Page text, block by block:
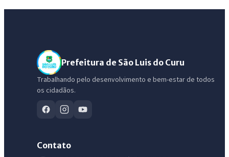
Prefeitura de São Luis do Curu
Trabalhando pelo desenvolvimento e bem-estar de todos
os cidadãos.
Contato